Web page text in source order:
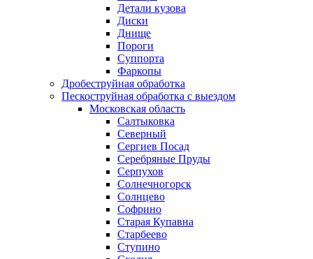
Детали кузова
Диски
Днище
Пороги
Суппорта
Фаркопы
Дробеструйная обработка
Пескоструйная обработка с выездом
Московская область
Салтыковка
Северный
Сергиев Посад
Серебряные Пруды
Серпухов
Солнечногорск
Солнцево
Софрино
Старая Купавна
Старбеево
Ступино